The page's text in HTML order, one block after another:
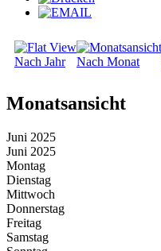
Nach Jahr Nach Monat
Monatsansicht
Juni 2025
Juni 2025
Montag
Dienstag
Mittwoch
Donnerstag
Freitag
Samstag